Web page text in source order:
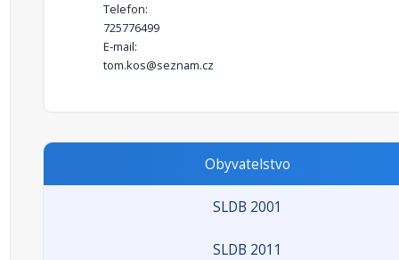
Telefon:
725776499
E-mail:
tom.kos@seznam.cz
Obyvatelstvo
SLDB 2001
SLDB 2011